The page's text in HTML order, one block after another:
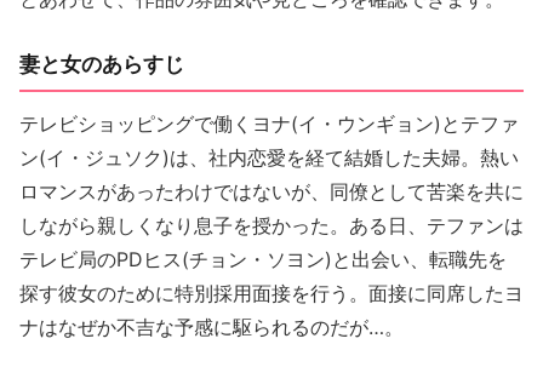
妻と女のあらすじ
テレビショッピングで働くヨナ(イ・ウンギョン)とテファ
ン(イ・ジュソク)は、社内恋愛を経て結婚した夫婦。熱い
ロマンスがあったわけではないが、同僚として苦楽を共に
しながら親しくなり息子を授かった。ある日、テファンは
テレビ局のPDヒス(チョン・ソヨン)と出会い、転職先を
探す彼女のために特別採用面接を行う。面接に同席したヨ
ナはなぜか不吉な予感に駆られるのだが…。